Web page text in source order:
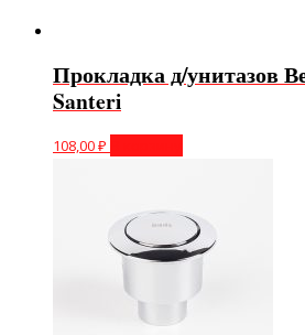
Прокладка д/унитазов
Santeri
108,00₽